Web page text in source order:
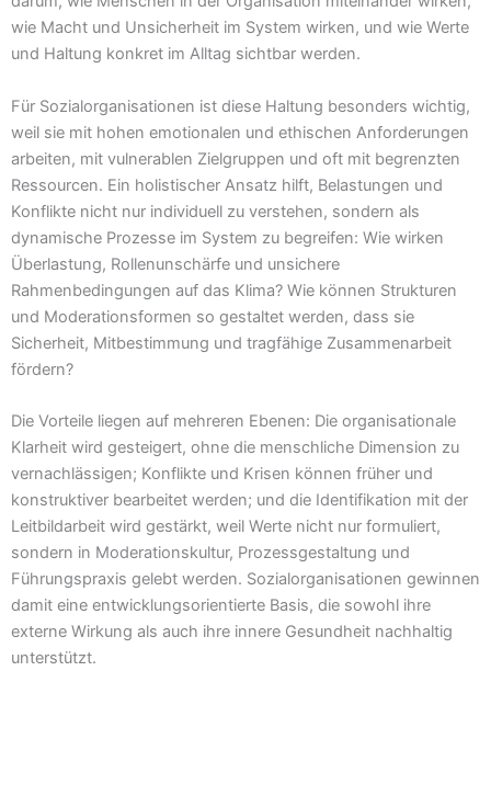
wie Macht und Unsicherheit im System wirken, und wie Werte
und Haltung konkret im Alltag sichtbar werden.
Für Sozialorganisationen ist diese Haltung besonders wichtig,
weil sie mit hohen emotionalen und ethischen Anforderungen
arbeiten, mit vulnerablen Zielgruppen und oft mit begrenzten
Ressourcen. Ein holistischer Ansatz hilft, Belastungen und
Konflikte nicht nur individuell zu verstehen, sondern als
dynamische Prozesse im System zu begreifen: Wie wirken
Überlastung, Rollenunschärfe und unsichere
Rahmenbedingungen auf das Klima? Wie können Strukturen
und Moderationsformen so gestaltet werden, dass sie
Sicherheit, Mitbestimmung und tragfähige Zusammenarbeit
fördern?
Die Vorteile liegen auf mehreren Ebenen: Die organisationale
Klarheit wird gesteigert, ohne die menschliche Dimension zu
vernachlässigen; Konflikte und Krisen können früher und
konstruktiver bearbeitet werden; und die Identifikation mit der
Leitbildarbeit wird gestärkt, weil Werte nicht nur formuliert,
sondern in Moderationskultur, Prozessgestaltung und
Führungspraxis gelebt werden. Sozialorganisationen gewinnen
damit eine entwicklungsorientierte Basis, die sowohl ihre
externe Wirkung als auch ihre innere Gesundheit nachhaltig
unterstützt.